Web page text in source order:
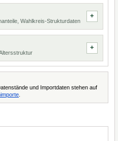
Wahlkreis-Strukturdaten
und Importdaten stehen auf